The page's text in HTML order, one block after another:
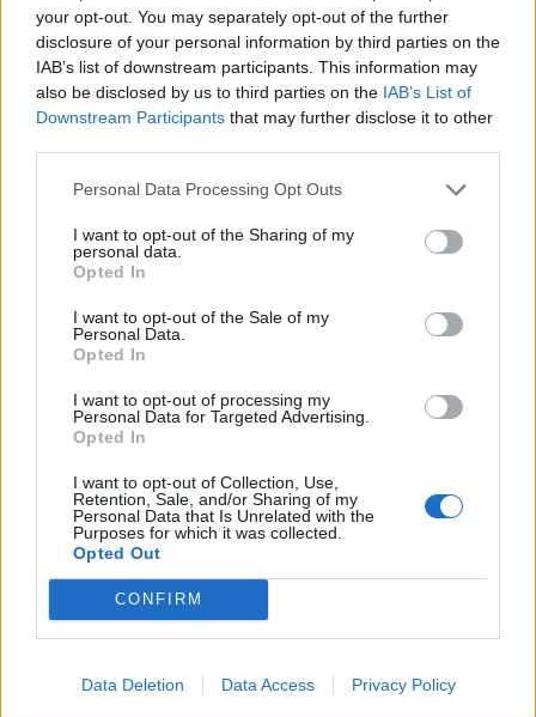
your opt-out. You may separately opt-out of the further
disclosure of your personal information by third parties on the
IAB’s list of downstream participants. This information may
also be disclosed by us to third parties on the IAB’s List of
Downstream Participants that may further disclose it to other
Personal Data Processing Opt Outs
I want to opt-out of the Sharing of my
personal data.
Opted In
I want to opt-out of the Sale of my
Personal Data.
Opted In
I want to opt-out of processing my
Personal Data for Targeted Advertising.
Opted In
I want to opt-out of Collection, Use,
Retention, Sale, and/or Sharing of my
Personal Data that Is Unrelated with the
Purposes for which it was collected.
Opted Out
CONFIRM
Data Deletion Data Access Privacy Policy
következő lépéseként a CEMP megvásárolta és
médiaportfoliójába illeszti a Libri-Shopline média
üzletágát, a PORT, a Fidelio és a Bóbita
kiadványok, valami számos márkamagazin
kiadásával foglalkozó LS Média Network-öt - áll a
tulajdonában lévő Libri-Shopline csoport a tavalyi
megalakulását követően a két korábban külön működő
hatékonyabbá tételére helyezi a hangsúlyt. Ennek
következő lépéseként 2014 októberétől a PORT és számos
más kiadvány kiadója, az LS Media Network Kft.
közvetlenül...
KEDVES OLVASÓNK!
A keresett cikk a portfolio.hu hírarchívumához
tartozik, melynek olvasása előfizetéses
regisztrációhoz kötött.
Az előfizetés a következőket tartalmazza:
Portfolio.hu teljes cikkarchívum